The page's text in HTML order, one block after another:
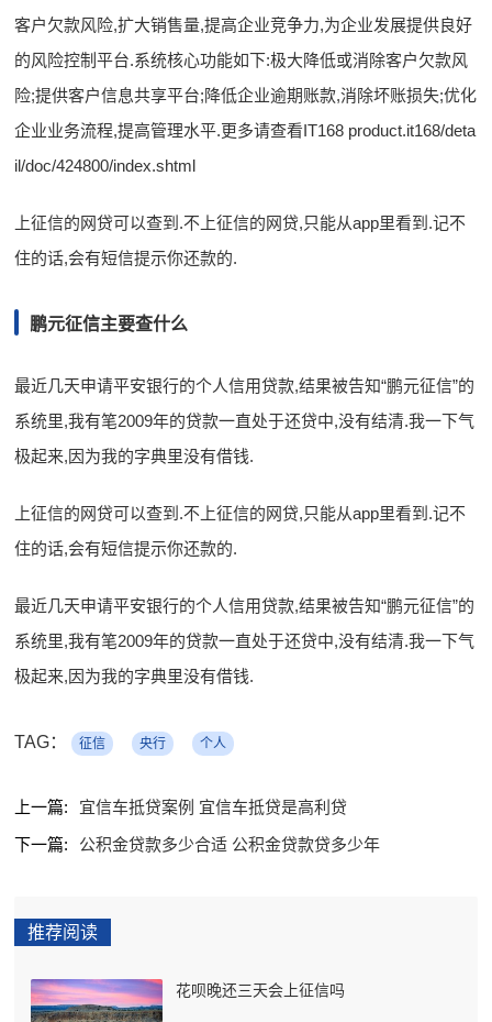
客户欠款风险,扩大销售量,提高企业竞争力,为企业发展提供良好
的风险控制平台.系统核心功能如下:极大降低或消除客户欠款风
险;提供客户信息共享平台;降低企业逾期账款,消除坏账损失;优化
企业业务流程,提高管理水平.更多请查看IT168 product.it168/deta
il/doc/424800/index.shtml
上征信的网贷可以查到.不上征信的网贷,只能从app里看到.记不
住的话,会有短信提示你还款的.
鹏元征信主要查什么
最近几天申请平安银行的个人信用贷款,结果被告知“鹏元征信”的
系统里,我有笔2009年的贷款一直处于还贷中,没有结清.我一下气
极起来,因为我的字典里没有借钱.
上征信的网贷可以查到.不上征信的网贷,只能从app里看到.记不
住的话,会有短信提示你还款的.
最近几天申请平安银行的个人信用贷款,结果被告知“鹏元征信”的
系统里,我有笔2009年的贷款一直处于还贷中,没有结清.我一下气
极起来,因为我的字典里没有借钱.
TAG： 征信 央行 个人
上一篇:
宜信车抵贷案例 宜信车抵贷是高利贷
下一篇:
公积金贷款多少合适 公积金贷款贷多少年
推荐阅读
花呗晚还三天会上征信吗